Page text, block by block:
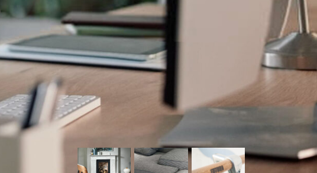
Déclaration de Revenus
2025 : Les Dates à Ne
Pas Manquer!
11 avril 2025
Comments